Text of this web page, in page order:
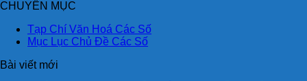
CHUYÊN MỤC
Tạp Chí Văn Hoá Các Số
Mục Lục Chủ Đề Các Số
Bài viết mới